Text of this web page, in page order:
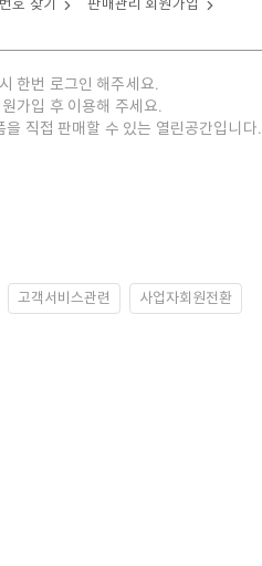
호 찾기 판매관리 회원가입
한번 로그인 해주세요.
가입 후 이용해 주세요.
직접 판매할 수 있는 열린공간입니다.
고객서비스관련 사업자회원전환